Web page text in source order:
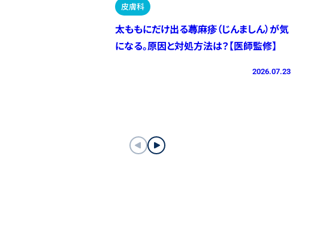
皮膚科
太ももにだけ出る蕁麻疹（じんましん）が気
になる。原因と対処方法は？【医師監修】
2026.07.23